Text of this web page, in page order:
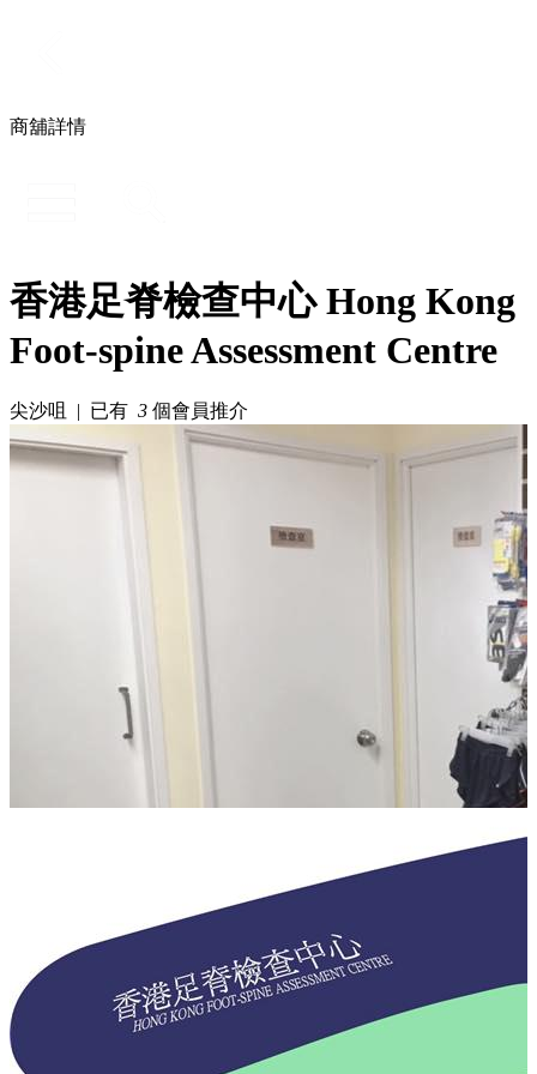
商舖詳情
香港足脊檢查中心 Hong Kong
Foot-spine Assessment Centre
尖沙咀 | 已有 3 個會員推介